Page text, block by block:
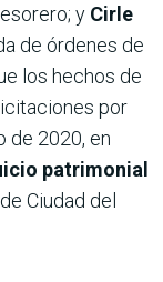
y Cirle
de órdenes de
los hechos de
por
de 2020, en
patrimonial
Ciudad del